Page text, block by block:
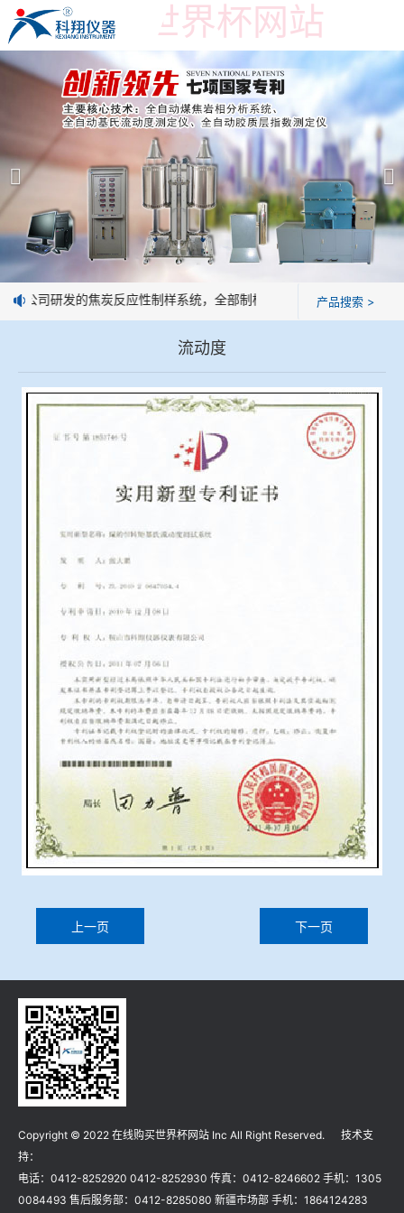
在线购买世界杯网站
在线购买世界杯网站
产品展示 ＞
焦炭高温性能检测系统
焦化行业检测及优化配煤设备
球团矿/烧结矿/块矿高温冶金性能检测系统
烧结/球团优化配矿研究设备
高炉配吹煤检测设备
公司简介
在线购买世界杯网站
企业业绩
技术交流
标准下载
企业荣誉
在线购买世界杯网站
我公司研发的焦炭反应性制样系统，全部制样过程机械化操作，没有
产品搜索 >
流动度
上一页 下一页
Copyright © 2022 在线购买世界杯网站 Inc All Right Reserved. 技术支
持：
电话：0412-8252920 0412-8252930 传真：0412-8246602 手机：1305
0084493 售后服务部：0412-8285080 新疆市场部 手机：1864124283